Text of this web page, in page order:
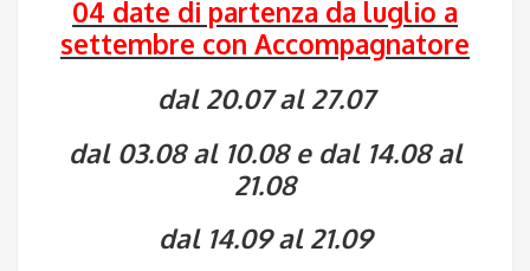
04 date di partenza da luglio a
settembre con Accompagnatore
dal 20.07 al 27.07
dal 03.08 al 10.08 e dal 14.08 al
21.08
dal 14.09 al 21.09